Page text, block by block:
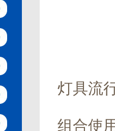
灯具流
组合使